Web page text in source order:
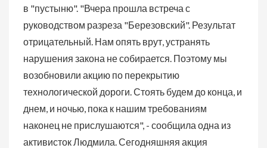
в "пустыню". "Вчера прошла встреча с
руководством разреза "Березовский". Результат
отрицательный. Нам опять врут, устранять
нарушения закона не собирается. Поэтому мы
возобновили акцию по перекрытию
технологической дороги. Стоять будем до конца, и
днем, и ночью, пока к нашим требованиям
наконец не прислушаются", - сообщила одна из
активисток Людмила. Сегодняшняя акция